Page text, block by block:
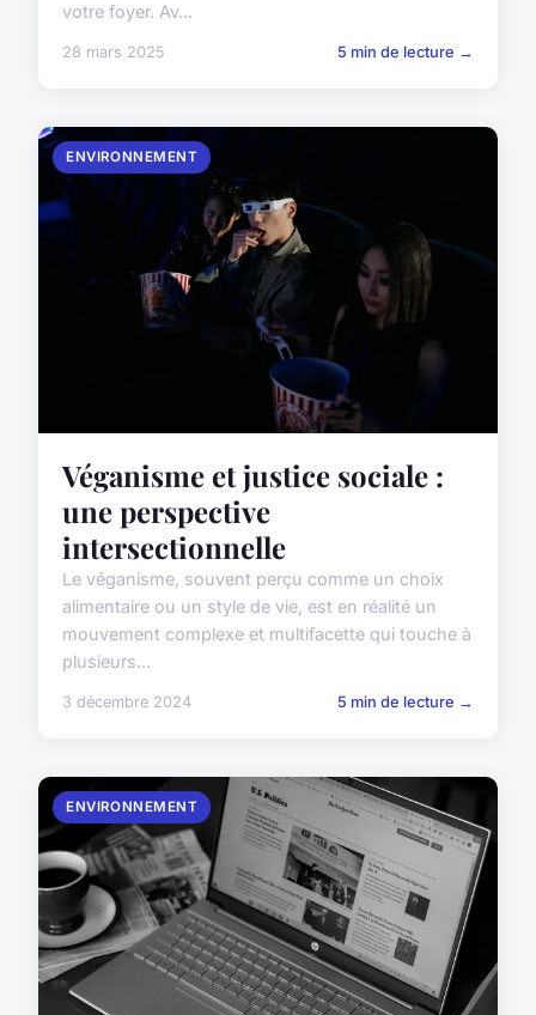
votre foyer. Av...
28 mars 2025 5 min de lecture →
ENVIRONNEMENT
Véganisme et justice sociale :
une perspective
intersectionnelle
Le véganisme, souvent perçu comme un choix
alimentaire ou un style de vie, est en réalité un
mouvement complexe et multifacette qui touche à
plusieurs...
3 décembre 2024 5 min de lecture →
ENVIRONNEMENT